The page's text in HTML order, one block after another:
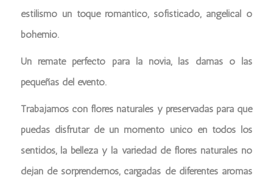
estilismo un toque romántico, sofisticado, angelical o
bohemio.
Un remate perfecto para la novia, las damas o las
pequeñas del evento.
Trabajamos con flores naturales y preservadas para que
puedas disfrutar de un momento único en todos los
sentidos, la belleza y la variedad de flores naturales no
dejan de sorprendernos, cargadas de diferentes aromas